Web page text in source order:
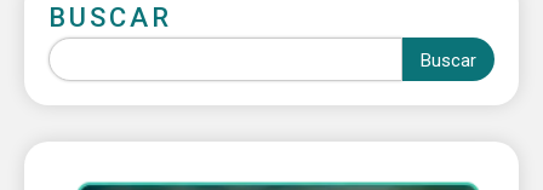
BUSCAR
Buscar